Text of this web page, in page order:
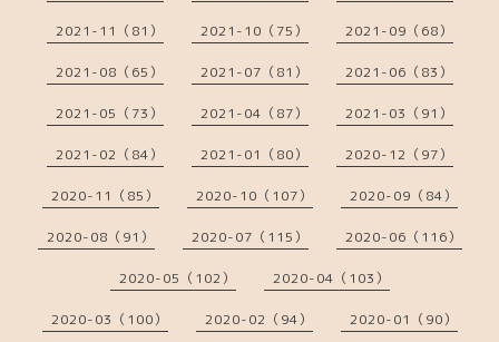
2021-11（81） 2021-10（75） 2021-09（68）
2021-08（65） 2021-07（81） 2021-06（83）
2021-05（73） 2021-04（87） 2021-03（91）
2021-02（84） 2021-01（80） 2020-12（97）
2020-11（85） 2020-10（107） 2020-09（84）
2020-08（91） 2020-07（115） 2020-06（116）
2020-05（102） 2020-04（103）
2020-03（100） 2020-02（94） 2020-01（90）